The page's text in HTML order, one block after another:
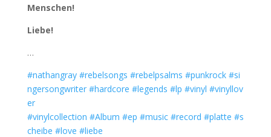
Menschen!
Liebe!
…
#nathangray #rebelsongs #rebelpsalms #punkrock #si
ngersongwriter #hardcore #legends #lp #vinyl #vinyllov
er
#vinylcollection #Album #ep #music #record #platte #s
cheibe #love #liebe